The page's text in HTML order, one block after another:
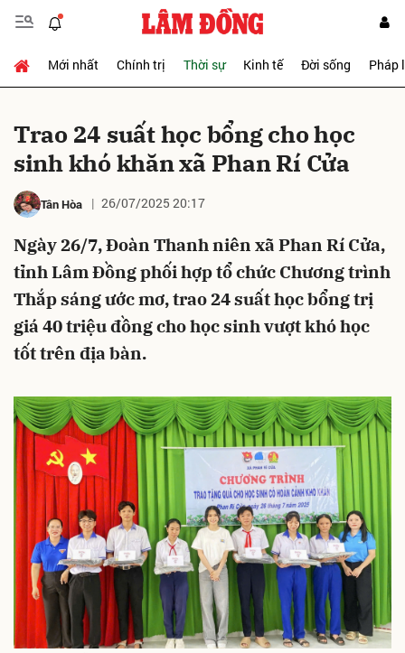
Mới nhất Chính trị Thời sự Kinh tế Đời sống Pháp
Trao 24 suất học bổng cho học
sinh khó khăn xã Phan Rí Cửa
Tân Hòa 26/07/2025 20:17
Ngày 26/7, Đoàn Thanh niên xã Phan Rí Cửa,
tỉnh Lâm Đồng phối hợp tổ chức Chương trình
Thắp sáng ước mơ, trao 24 suất học bổng trị
giá 40 triệu đồng cho học sinh vượt khó học
tốt trên địa bàn.
Gửi bình luận
Hủy Gửi